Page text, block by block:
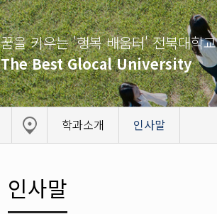
꿈을 키우는 '행복 배움터' 전북대학교
The Best Glocal University
학과소개 인사말
인사말